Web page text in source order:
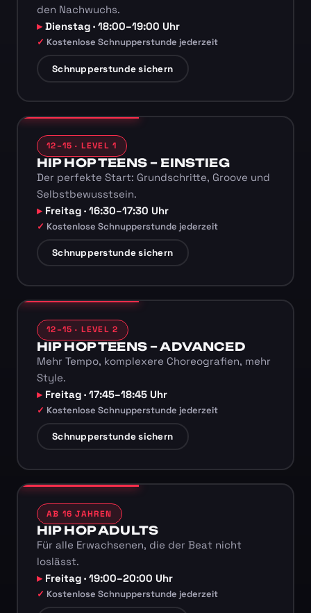
den Nachwuchs.
Dienstag · 18:00–19:00 Uhr
Kostenlose Schnupperstunde jederzeit
Schnupperstunde sichern
12–15 · LEVEL 1
HIP HOP TEENS – EINSTIEG
Der perfekte Start: Grundschritte, Groove und
Selbstbewusstsein.
Freitag · 16:30–17:30 Uhr
Kostenlose Schnupperstunde jederzeit
Schnupperstunde sichern
12–15 · LEVEL 2
HIP HOP TEENS – ADVANCED
Mehr Tempo, komplexere Choreografien, mehr
Style.
Freitag · 17:45–18:45 Uhr
Kostenlose Schnupperstunde jederzeit
Schnupperstunde sichern
AB 16 JAHREN
HIP HOP ADULTS
Für alle Erwachsenen, die der Beat nicht
loslässt.
Freitag · 19:00–20:00 Uhr
Kostenlose Schnupperstunde jederzeit